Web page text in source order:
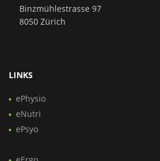
Binzmühlestrasse 97
8050 Zürich
LINKS
ePhysio
eNutri
ePsyo